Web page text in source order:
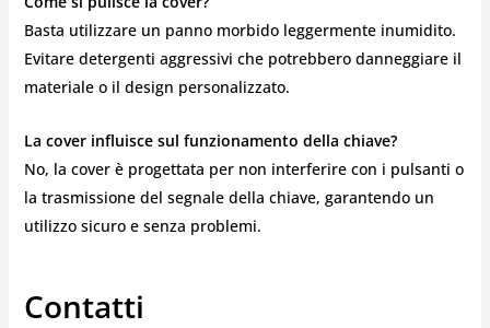
Basta utilizzare un panno morbido leggermente inumidito.
Evitare detergenti aggressivi che potrebbero danneggiare il
materiale o il design personalizzato.
La cover influisce sul funzionamento della chiave?
No, la cover è progettata per non interferire con i pulsanti o
la trasmissione del segnale della chiave, garantendo un
utilizzo sicuro e senza problemi.
Contatti